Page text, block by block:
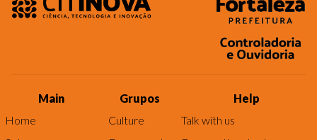
Main
Home
Grupos
Culture
Help
Talk with us